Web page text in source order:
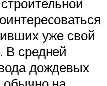
уже свой
В средней
дождевых